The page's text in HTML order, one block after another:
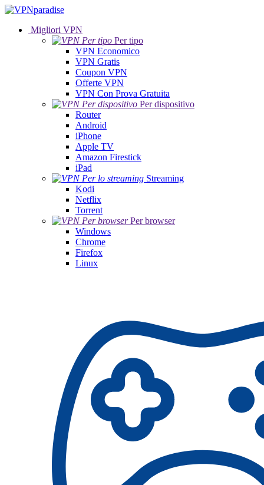
Migliori VPN
Per tipo
VPN Economico
VPN Gratis
Coupon VPN
Offerte VPN
VPN Con Prova Gratuita
Per dispositivo
Router
Android
iPhone
Apple TV
Amazon Firestick
iPad
Streaming
Kodi
Netflix
Torrent
Per browser
Windows
Chrome
Firefox
Linux